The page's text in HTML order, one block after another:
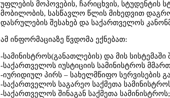
უფლების მოპოვების, ჩარიცხვის, სტუდენტის
მობილობის, სასწავლო წლის მიხედვით
დასრულების შესახებ და საქართველოს
ამ ინფორმაციაზე წვდომა ექნებათ:
-სამინისტროს(განათლების) და მის
-საქართველოს იუსტიციის სამინისტროს
-იურიდიულ პირს – სახელმწიფო სერვისების
-საქართველოს საგარეო საქმეთა
-საქართველოს შინაგან საქმეთა სამინისტროს;